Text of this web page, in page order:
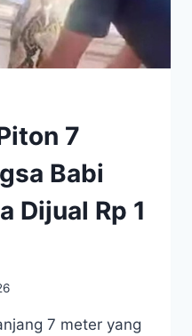
7
Babi
Dijual Rp 1
7 meter yang